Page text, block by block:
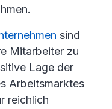
sind
Mitarbeiter zu
Lage der
Arbeitsmarktes
reichlich